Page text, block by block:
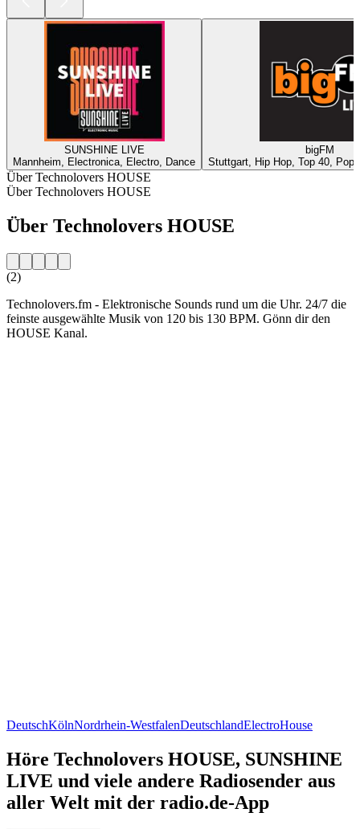
SUNSHINE LIVE
Mannheim, Electronica, Electro, Dance
bigFM
Stuttgart, Hip Hop, Top 40,
Über Technolovers HOUSE
Über Technolovers HOUSE
Über Technolovers HOUSE
(2)
Technolovers.fm - Elektronische Sounds rund um die Uhr. 24/7 die
feinste ausgewählte Musik von 120 bis 130 BPM. Gönn dir den
HOUSE Kanal.
DeutschKölnNordrhein-WestfalenDeutschlandElectroHouse
Höre Technolovers HOUSE, SUNSHINE
LIVE und viele andere Radiosender aus
aller Welt mit der radio.de-App